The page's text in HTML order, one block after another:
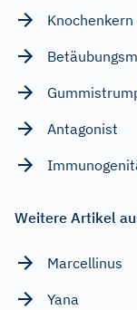
Knochenkern
Antagonist
Weitere Artikel
Marcellinus
Yana